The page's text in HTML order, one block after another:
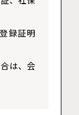
録証明
は、会